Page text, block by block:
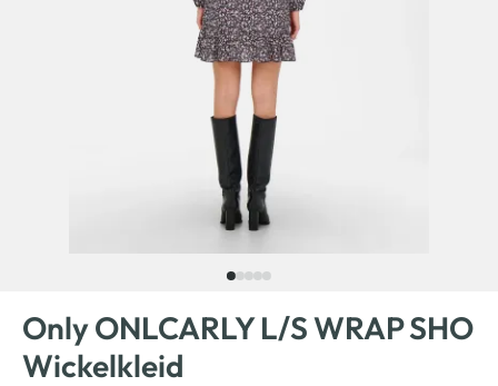
Only ONLCARLY L/S WRAP SHO
Wickelkleid